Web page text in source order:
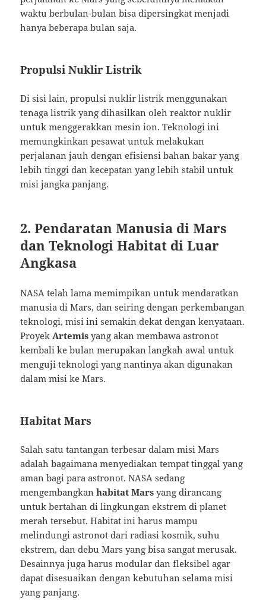
waktu berbulan-bulan bisa dipersingkat menjadi
hanya beberapa bulan saja.
Propulsi Nuklir Listrik
Di sisi lain, propulsi nuklir listrik menggunakan
tenaga listrik yang dihasilkan oleh reaktor nuklir
untuk menggerakkan mesin ion. Teknologi ini
memungkinkan pesawat untuk melakukan
perjalanan jauh dengan efisiensi bahan bakar yang
lebih tinggi dan kecepatan yang lebih stabil untuk
misi jangka panjang.
2. Pendaratan Manusia di Mars
dan Teknologi Habitat di Luar
Angkasa
NASA telah lama memimpikan untuk mendaratkan
manusia di Mars, dan seiring dengan perkembangan
teknologi, misi ini semakin dekat dengan kenyataan.
ProyekArtemis yang akan membawa astronot
kembali ke bulan merupakan langkah awal untuk
menguji teknologi yang nantinya akan digunakan
dalam misi ke Mars.
Habitat Mars
Salah satu tantangan terbesar dalam misi Mars
adalah bagaimana menyediakan tempat tinggal yang
aman bagi para astronot. NASA sedang
mengembangkanhabitat Mars yang dirancang
untuk bertahan di lingkungan ekstrem di planet
merah tersebut. Habitat ini harus mampu
melindungi astronot dari radiasi kosmik, suhu
ekstrem, dan debu Mars yang bisa sangat merusak.
Desainnya juga harus modular dan fleksibel agar
dapat disesuaikan dengan kebutuhan selama misi
yang panjang.